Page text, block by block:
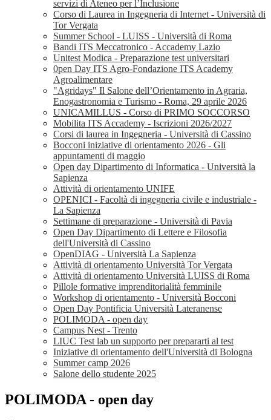
servizi di Ateneo per l’Inclusione
Corso di Laurea in Ingegneria di Internet - Università di
Tor Vergata
Summer School - LUISS - Università di Roma
Bandi ITS Meccatronico - Accademy Lazio
Unitest Modica - Preparazione test universitari
0pen Day ITS Agro-Fondazione ITS Academy
Agroalimentare
"Agridays" Il Salone dell’Orientamento in Agraria,
Enogastronomia e Turismo - Roma, 29 aprile 2026
UNICAMILLUS - Corso di PRIMO SOCCORSO
Mobilita ITS Accademy - Iscrizioni 2026/2027
Corsi di laurea in Ingegneria - Università di Cassino
Bocconi iniziative di orientamento 2026 - Gli
appuntamenti di maggio
Open day Dipartimento di Informatica - Università la
Sapienza
Attività di orientamento UNIFE
OPENICI - Facoltà di ingegneria civile e industriale -
La Sapienza
Settimane di preparazione - Università di Pavia
Open Day Dipartimento di Lettere e Filosofia
dell'Università di Cassino
OpenDIAG - Università La Sapienza
Attività di orientamento Università Tor Vergata
Attività di orientamento Università LUISS di Roma
Pillole formative imprenditorialità femminile
Workshop di orientamento - Università Bocconi
Open Day Pontificia Università Lateranense
POLIMODA - open day
Campus Nest - Trento
LIUC Test lab un supporto per prepararti al test
Iniziative di orientamento dell'Università di Bologna
Summer camp 2026
Salone dello studente 2025
POLIMODA - open day